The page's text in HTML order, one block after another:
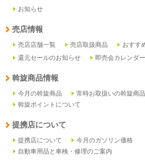
お知らせ
売店情報
売店店舗一覧 売店取扱商品
おすす
還元セールのお知らせ
即売会カレンダー
斡旋商品情報
今月の斡旋商品
常時お取扱いの斡旋商品
斡旋ポイントについて
提携店について
提携店について
今月のガソリン価格
自動車用品と車検・修理のご案内